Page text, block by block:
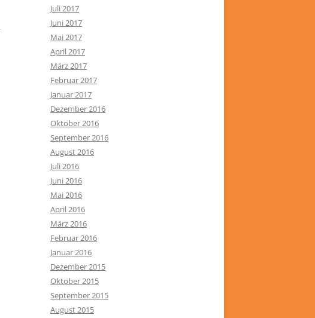
Juli 2017
Juni 2017
Mai 2017
April 2017
März 2017
Februar 2017
Januar 2017
Dezember 2016
Oktober 2016
September 2016
August 2016
Juli 2016
Juni 2016
Mai 2016
April 2016
März 2016
Februar 2016
Januar 2016
Dezember 2015
Oktober 2015
September 2015
August 2015